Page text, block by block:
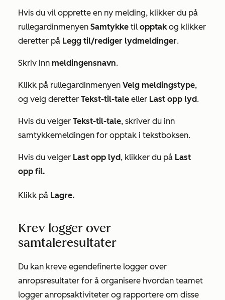
Hvis du vil opprette en ny melding, klikker du på
rullegardinmenyen Samtykke til opptakog klikker
deretter på Legg til/rediger lydmeldinger.
Skriv inn meldingensnavn.
Klikk på rullegardinmenyen Velg meldingstype,
og velg deretter Tekst-til-tale eller Last opp lyd.
Hvis du velger Tekst-til-tale, skriver du inn
samtykkemeldingen for opptak i tekstboksen.
Hvis du velger Last opp lyd, klikker du på Last
opp fil.
Klikk på Lagre.
Krev logger over
samtaleresultater
Du kan kreve egendefinerte logger over
anropsresultater for å organisere hvordan teamet
logger anropsaktiviteter og rapportere om disse